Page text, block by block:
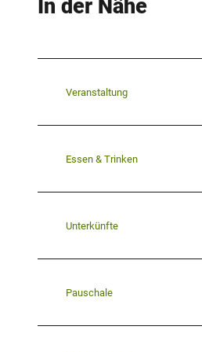
In der Nähe
Veranstaltung
Essen & Trinken
Unterkünfte
Pauschale